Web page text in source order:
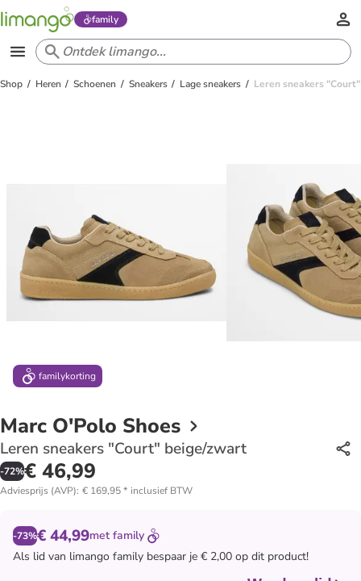
family
Shop Heren Schoenen Sneakers Lage sneakers Leren sneakers
familykorting
Marc O'Polo Shoes
Leren sneakers "Court" beige/zwart
-72%€ 46,99
Adviesprijs (AVP): € 169,95* inclusief BTW
-73%€ 44,99met family
Als lid van limango family bespaar je € 2,00 op dit product!